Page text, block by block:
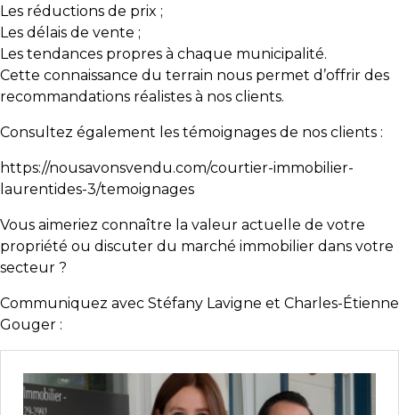
Les réductions de prix ;
Les délais de vente ;
Les tendances propres à chaque municipalité.
Cette connaissance du terrain nous permet d’offrir des
recommandations réalistes à nos clients.
Consultez également les témoignages de nos clients :
https://nousavonsvendu.com/courtier-immobilier-
laurentides-3/temoignages
Vous aimeriez connaître la valeur actuelle de votre
propriété ou discuter du marché immobilier dans votre
secteur ?
Communiquez avec Stéfany Lavigne et Charles-Étienne
Gouger :